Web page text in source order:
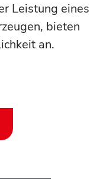
Leistung eines
bieten
an.